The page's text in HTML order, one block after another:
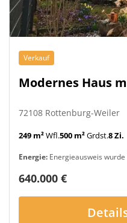
Verkauf
Modernes Haus
72108 Rottenburg-Weiler
249 m²Wfl.500 m²Grdst.8 Zi.
Energie: Energieausweis
640.000 €